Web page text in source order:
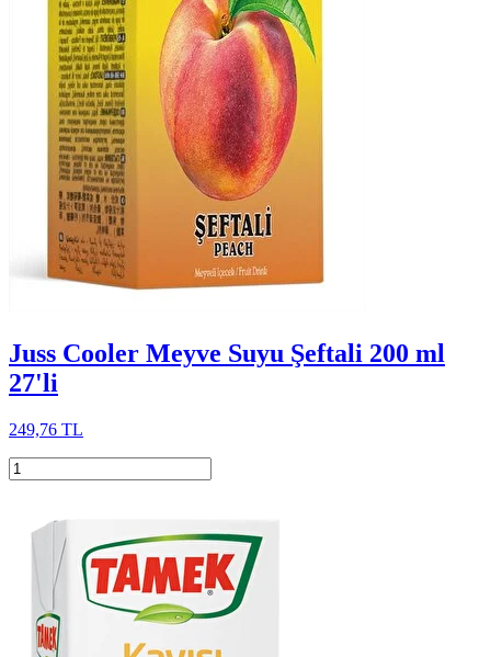
Juss Cooler Meyve Suyu Şeftali 200 ml
27'li
249,76 TL